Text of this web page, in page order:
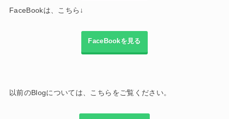
FaceBookは、こちら↓
FaceBookを見る
以前のBlogについては、こちらをご覧ください。